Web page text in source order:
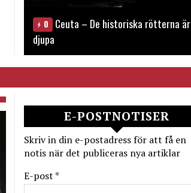
0
Ceuta – De historiska rötterna är
djupa
E-POSTNOTISER
Skriv in din e-postadress för att få en
notis när det publiceras nya artiklar
E-post *